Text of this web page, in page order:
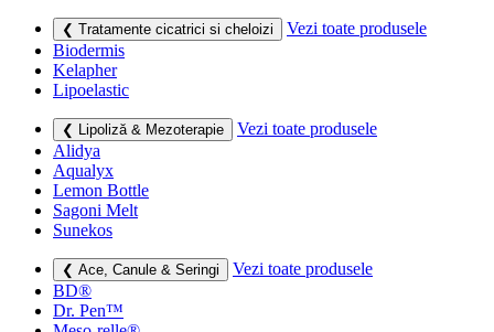
❮ Tratamente cicatrici si cheloizi
Vezi toate produsele
Biodermis
Kelapher
Lipoelastic
❮ Lipoliză & Mezoterapie
Vezi toate produsele
Alidya
Aqualyx
Lemon Bottle
Sagoni Melt
Sunekos
❮ Ace, Canule & Seringi
Vezi toate produsele
BD®
Dr. Pen™